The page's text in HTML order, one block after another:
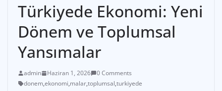
Türkiyede Ekonomi: Yeni
Dönem ve Toplumsal
Yansımalar
admin Haziran 1, 2026
0 Comments
donem,ekonomi,malar,toplumsal,turkiyede